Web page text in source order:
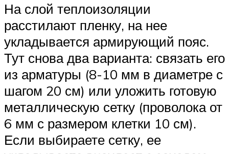
На слой теплоизоляции
расстилают пленку, на нее
укладывается армирующий пояс.
Тут снова два варианта: связать его
из арматуры (8-10 мм в диаметре с
шагом 20 см) или уложить готовую
металлическую сетку (проволока от
6 мм с размером клетки 10 см).
Если выбираете сетку, ее